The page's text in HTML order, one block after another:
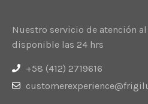
Nuestro servicio de atención
disponible las 24 hrs
+58 (412) 2719616